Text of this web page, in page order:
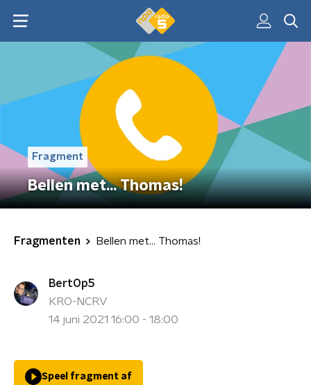
Fragment
Bellen met... Thomas!
Fragmenten Bellen met... Thomas!
BertOp5
KRO-NCRV
14 juni 2021 16:00 - 18:00
Speel fragment af